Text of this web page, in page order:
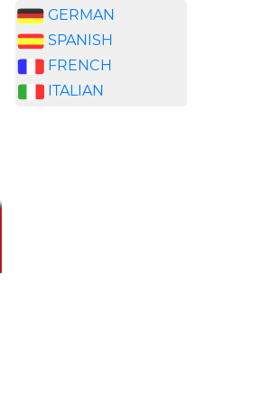
GERMAN
SPANISH
FRENCH
ITALIAN